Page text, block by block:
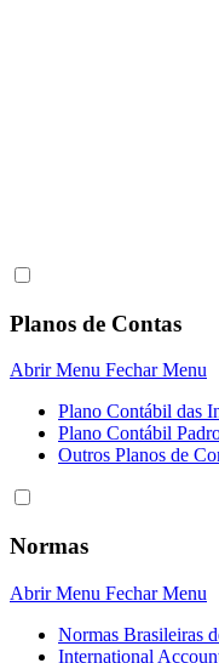
Planos de Contas
Abrir Menu Fechar Menu
Plano Contábil das
Plano Contábil
Outros Planos de
Normas
Abrir Menu Fechar Menu
Normas Brasileiras
International